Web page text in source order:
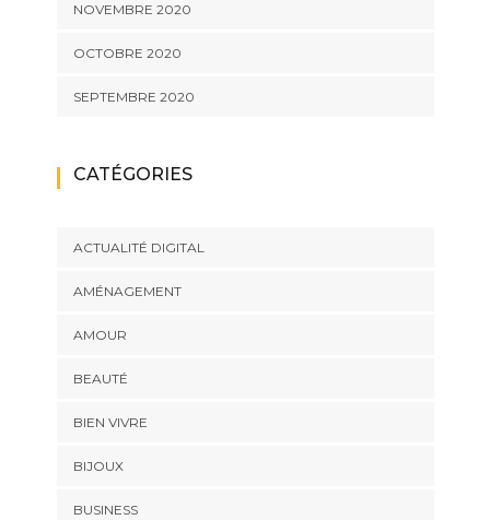
NOVEMBRE 2020
OCTOBRE 2020
SEPTEMBRE 2020
CATÉGORIES
ACTUALITÉ DIGITAL
AMÉNAGEMENT
AMOUR
BEAUTÉ
BIEN VIVRE
BIJOUX
BUSINESS